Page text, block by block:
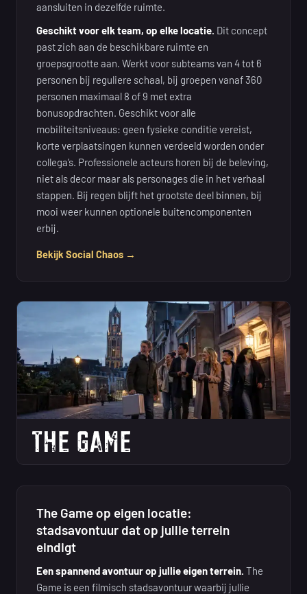
aansluiten in dezelfde ruimte.
Geschikt voor elk team, op elke locatie. Dit concept
past zich aan de beschikbare ruimte en
groepsgrootte aan. Werkt voor subteams van 4 tot 6
personen bij reguliere schaal, bij groepen vanaf 360
personen maximaal 8 of 9 met extra
bonusopdrachten. Geschikt voor alle
mobiliteitsniveaus: geen fysieke conditie vereist,
korte verplaatsingen kunnen verdeeld worden onder
collega’s. Professionele acteurs horen bij de beleving,
niet als decor maar als personages die in het verhaal
stappen. Bij regen blijft het grootste deel binnen, bij
mooi weer kunnen optionele buitencomponenten
erbij.
Bekijk Social Chaos →
The Game op eigen locatie:
stadsavontuur dat op jullie terrein
eindigt
Een spannend avontuur op jullie eigen terrein. The
Game is een filmisch stadsavontuur waarbij jullie